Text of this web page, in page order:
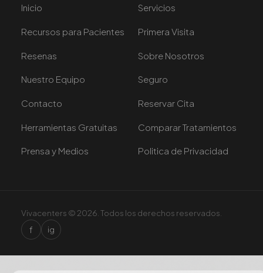
Inicio Servicios
Recursos para Pacientes Primera Visita
Resenas Sobre Nosotros
Nuestro Equipo Seguro
Contacto Reservar Cita
Herramientas Gratuitas Comparar Tratamientos
Prensa y Medios Politica de Privacidad
Vivacenters © 2026. Todos los derechos reservados.
f ig